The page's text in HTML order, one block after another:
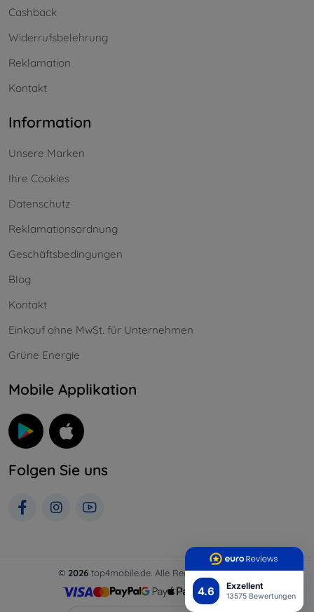
4.6 Exzellent
13575 Bewertungen
Cashback
Widerrufsbelehrung
Reklamation
Kontakt
Information
Unsere Marken
Ihre Cookies
Datenschutz
Reklamationsordnung
Geschäftsbedingungen
Blog
Kontakt
Einkauf ohne MwSt. für Unternehmen
Grüne Energie
Mobile Applikation
Folgen Sie uns
© 2026 top4mobile.de. Alle Rechte vorbehalten.